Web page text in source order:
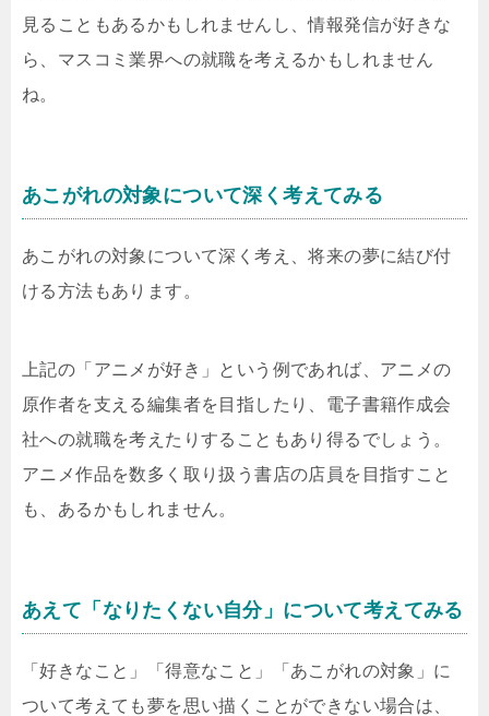
見ることもあるかもしれませんし、情報発信が好きな
ら、マスコミ業界への就職を考えるかもしれません
ね。
あこがれの対象について深く考えてみる
あこがれの対象について深く考え、将来の夢に結び付
ける方法もあります。
上記の「アニメが好き」という例であれば、アニメの
原作者を支える編集者を目指したり、電子書籍作成会
社への就職を考えたりすることもあり得るでしょう。
アニメ作品を数多く取り扱う書店の店員を目指すこと
も、あるかもしれません。
あえて「なりたくない自分」について考えてみる
「好きなこと」「得意なこと」「あこがれの対象」に
ついて考えても夢を思い描くことができない場合は、